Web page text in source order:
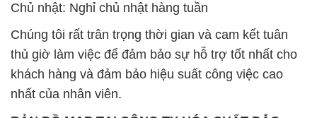
Chủ nhật: Nghỉ chủ nhật hàng tuần
Chúng tôi rất trân trọng thời gian và cam kết tuân
thủ giờ làm việc để đảm bảo sự hỗ trợ tốt nhất cho
khách hàng và đảm bảo hiệu suất công việc cao
nhất của nhân viên.